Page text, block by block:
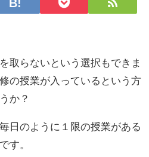
取らないという選択もできま
の授業が入っているという方
か？
日のように１限の授業がある
す。